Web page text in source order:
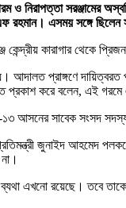
ও নিরাপত্তা সরঞ্জামের
এফ রহমান। এসময় সঙ্গে
কেন্দ্রীয় কারাগার থেকে
আদালত প্রাঙ্গণে
প্রকাশ করে বলেন, এই
আসনের সাবেক সংসদ
প্রতিমন্ত্রী জুনাইদ
এখনো রয়েছে। তবে